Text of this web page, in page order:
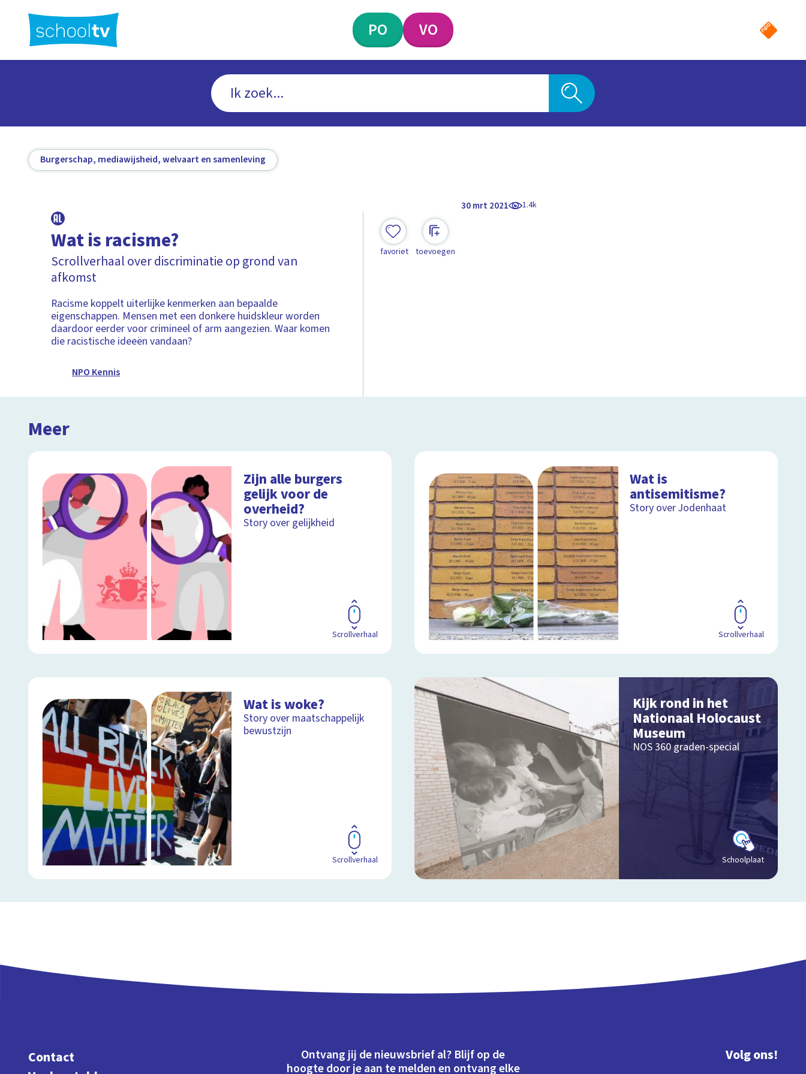
hoofdinhoud
PO VO
Burgerschap, mediawijsheid, welvaart en samenleving
30 mrt 2021 1.4k
Wat is racisme?
Scrollverhaal over discriminatie op grond van
afkomst
Racisme koppelt uiterlijke kenmerken aan bepaalde
eigenschappen. Mensen met een donkere huidskleur worden
daardoor eerder voor crimineel of arm aangezien. Waar komen
die racistische ideeën vandaan?
NPO Kennis
favoriet toevoegen
Meer
Zijn alle burgers
gelijk voor de
overheid?
Story over gelijkheid
Scrollverhaal
Wat is
antisemitisme?
Story over Jodenhaat
Scrollverhaal
Wat is woke?
Story over maatschappelijk
bewustzijn
Scrollverhaal
Kijk rond in het
Nationaal Holocaust
Museum
NOS 360 graden-special
Schoolplaat
Contact
Ontvang jij de nieuwsbrief al? Blijf op de
hoogte door je aan te melden en ontvang elke
Volg ons!